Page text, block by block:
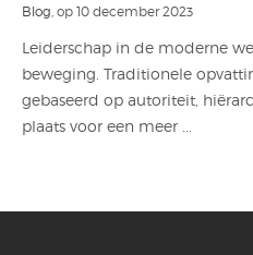
Blog , op 10 december 2023
Leiderschap in de moderne
beweging. Traditionele
gebaseerd op autoriteit,
plaats voor een meer ...